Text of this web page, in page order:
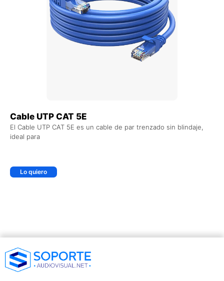
Cable UTP CAT 5E
El Cable UTP CAT 5E es un cable de par trenzado sin blindaje,
ideal para
Lo quiero